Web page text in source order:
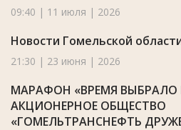
09:40 | 11 июля | 2026
Новости Гомельской
21:30 | 23 июня | 2026
МАРАФОН «ВРЕМЯ ВЫБРАЛО
АКЦИОНЕРНОЕ ОБЩЕСТВО
«ГОМЕЛЬТРАНСНЕФТЬ